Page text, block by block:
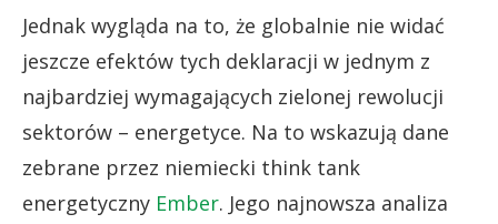
Jednak wygląda na to, że globalnie nie widać
jeszcze efektów tych deklaracji w jednym z
najbardziej wymagających zielonej rewolucji
sektorów – energetyce. Na to wskazują dane
zebrane przez niemiecki think tank
energetyczny Ember. Jego najnowsza analiza